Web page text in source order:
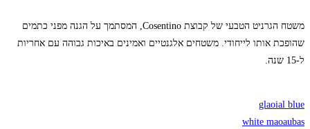
משטח הגרניט הטבעי של קבוצת Cosentino, המסתמך על הגנה מפני כתמים
שהופכת אותו לייחודי. משטחים אלגנטיים ואמינים באיכות גבוהה עם אחריות
ל-15 שנה.
glaoial blue
white maoaubas